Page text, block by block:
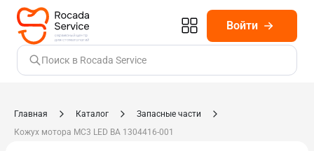
Войти
Поиск в Rocada Service
Главная Каталог
Запасные части
Кожух мотора MC3 LED ВА 1304416-001